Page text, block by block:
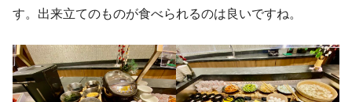
す。出来立てのものが食べられるのは良いですね。